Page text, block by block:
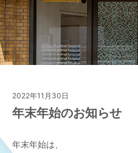
2022年11月30日
年末年始のお知らせ
年末年始は、